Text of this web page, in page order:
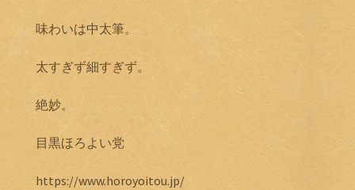
味わいは中太筆。
太すぎず細すぎず。
絶妙。
目黒ほろよい党
https://www.horoyoitou.jp/